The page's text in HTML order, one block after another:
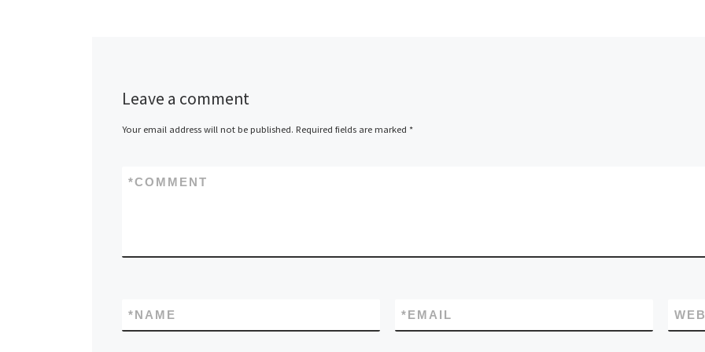
Leave a comment
Your email address will not be published. Required fields are marked *
COMMENT
*
NAME
* EMAIL
*